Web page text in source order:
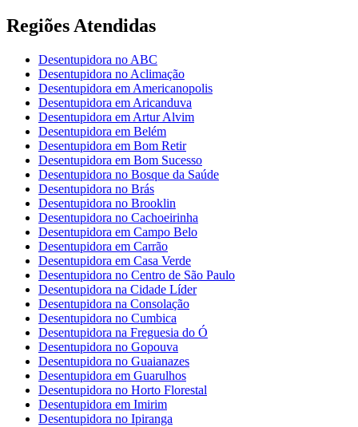
Regiões Atendidas
Desentupidora no ABC
Desentupidora no Aclimação
Desentupidora em Americanopolis
Desentupidora em Aricanduva
Desentupidora em Artur Alvim
Desentupidora em Belém
Desentupidora em Bom Retir
Desentupidora em Bom Sucesso
Desentupidora no Bosque da Saúde
Desentupidora no Brás
Desentupidora no Brooklin
Desentupidora no Cachoeirinha
Desentupidora em Campo Belo
Desentupidora em Carrão
Desentupidora em Casa Verde
Desentupidora no Centro de São Paulo
Desentupidora na Cidade Líder
Desentupidora na Consolação
Desentupidora no Cumbica
Desentupidora na Freguesia do Ó
Desentupidora no Gopouva
Desentupidora no Guaianazes
Desentupidora em Guarulhos
Desentupidora no Horto Florestal
Desentupidora em Imirim
Desentupidora no Ipiranga